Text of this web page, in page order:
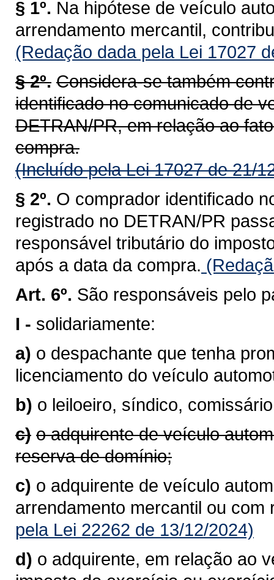
§ 1º. Na hipótese de veículo
arrendamento mercantil,
(Redação dada pela Lei 17027
§ 2º. Considera-se também
identificado no comunicado de
DETRAN/PR, em relação ao
compra.
(Incluído pela Lei 17027 de 21/
§ 2º. O comprador identificado
registrado no DETRAN/PR
responsável tributário do
após a data da compra.
Art. 6º. São responsáveis pelo
I - solidariamente:
a) o despachante que tenha
licenciamento do veículo
b) o leiloeiro, síndico,
c) o adquirente de veículo
reserva de domínio;
c) o adquirente de veículo
arrendamento mercantil ou com
pela Lei 22262 de 13/12/2024)
d) o adquirente, em relação ao